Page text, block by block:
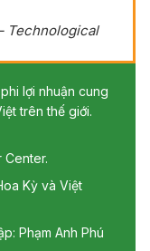
Technological
lợi nhuận cung
trên thế giới.
Center.
Kỳ và Việt
Phạm Anh Phú